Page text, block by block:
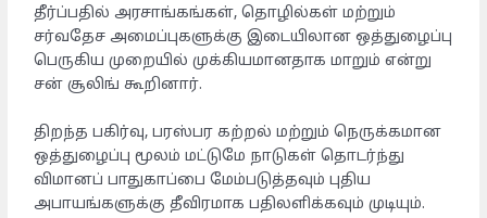
தீர்ப்பதில் அரசாங்கங்கள், தொழில்கள் மற்றும்
சர்வதேச அமைப்புகளுக்கு இடையிலான ஒத்துழைப்பு
பெருகிய முறையில் முக்கியமானதாக மாறும் என்று
சன் சூலிங் கூறினார்.
திறந்த பகிர்வு, பரஸ்பர கற்றல் மற்றும் நெருக்கமான
ஒத்துழைப்பு மூலம் மட்டுமே நாடுகள் தொடர்ந்து
விமானப் பாதுகாப்பை மேம்படுத்தவும் புதிய
அபாயங்களுக்கு தீவிரமாக பதிலளிக்கவும் முடியும்.